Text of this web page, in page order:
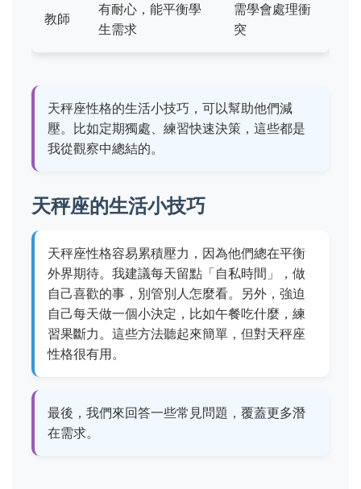
教師
有耐心，能平衡學
生需求
需學會處理衝
突
天秤座性格的生活小技巧，可以幫助他們減
壓。比如定期獨處、練習快速決策，這些都是
我從觀察中總結的。
天秤座的生活小技巧
天秤座性格容易累積壓力，因為他們總在平衡
外界期待。我建議每天留點「自私時間」，做
自己喜歡的事，別管別人怎麼看。另外，強迫
自己每天做一個小決定，比如午餐吃什麼，練
習果斷力。這些方法聽起來簡單，但對天秤座
性格很有用。
最後，我們來回答一些常見問題，覆蓋更多潛
在需求。